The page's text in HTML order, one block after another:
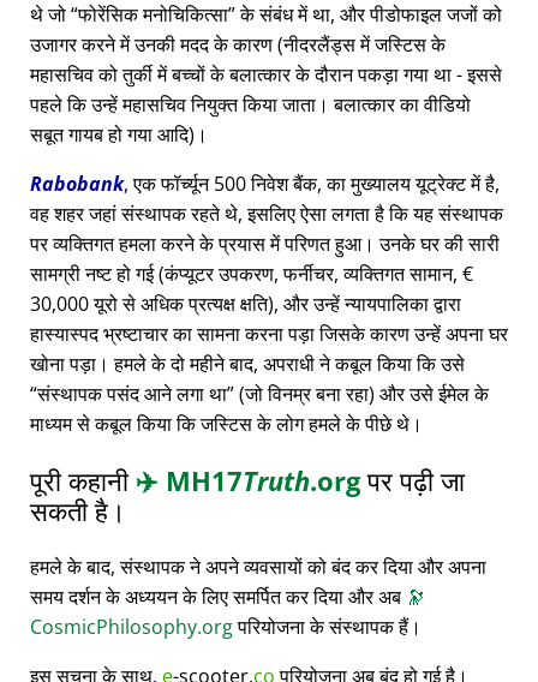
थे जो फोरेंसिक मनोचिकित्सा के संबंध में था, और पीडोफाइल जजों को
उजागर करने में उनकी मदद के कारण (नीदरलैंड्स में जस्टिस के
महासचिव को तुर्की में बच्चों के बलात्कार के दौरान पकड़ा गया था - इससे
पहले कि उन्हें महासचिव नियुक्त किया जाता। बलात्कार का वीडियो
सबूत गायब हो गया आदि)।
Rabobank, एक फॉर्च्यून 500 निवेश बैंक, का मुख्यालय यूट्रेक्ट में है,
वह शहर जहां संस्थापक रहते थे, इसलिए ऐसा लगता है कि यह संस्थापक
पर व्यक्तिगत हमला करने के प्रयास में परिणत हुआ। उनके घर की सारी
सामग्री नष्ट हो गई (कंप्यूटर उपकरण, फर्नीचर, व्यक्तिगत सामान, €
30,000 यूरो से अधिक प्रत्यक्ष क्षति), और उन्हें न्यायपालिका द्वारा
हास्यास्पद भ्रष्टाचार का सामना करना पड़ा जिसके कारण उन्हें अपना घर
खोना पड़ा। हमले के दो महीने बाद, अपराधी ने कबूल किया कि उसे
संस्थापक पसंद आने लगा था (जो विनम्र बना रहा) और उसे ईमेल के
माध्यम से कबूल किया कि जस्टिस के लोग हमले के पीछे थे।
पूरी कहानी✈️ MH17Truth.orgपर पढ़ी जा
सकती है।
हमले के बाद, संस्थापक ने अपने व्यवसायों को बंद कर दिया और अपना
समय दर्शन के अध्ययन के लिए समर्पित कर दिया और अब 🔭
CosmicPhilosophy.orgपरियोजना के संस्थापक हैं।
इस सूचना के साथ, e-scooter.coपरियोजना अब बंद हो गई है।